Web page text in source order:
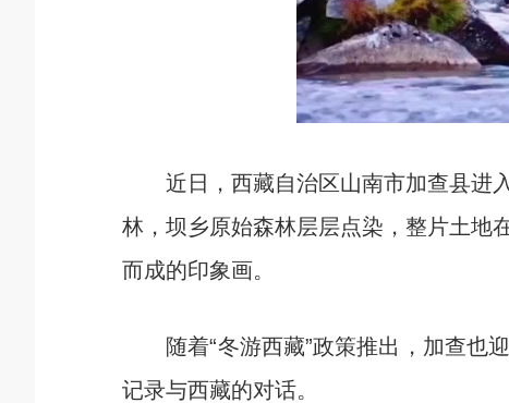
近日，西藏自治区山南市加查县进入
林，坝乡原始森林层层点染，整片土地
而成的印象画。
随着“冬游西藏”政策推出，加查也迎
记录与西藏的对话。